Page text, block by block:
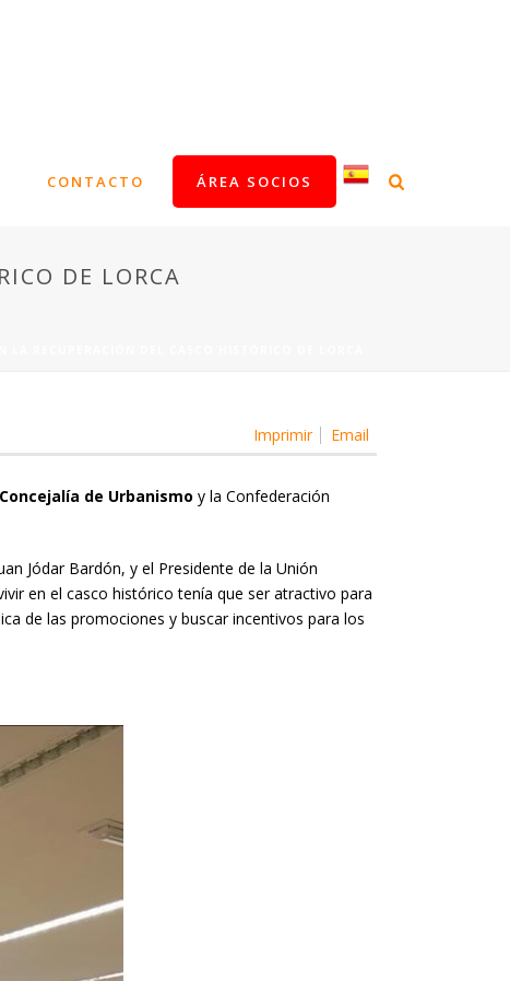
CONTACTO ÁREA SOCIOS
DE LORCA
Imprimir Email
Concejalía de Urbanismo y la Confederación
Jódar Bardón, y el Presidente de la Unión
en el casco histórico tenía que ser atractivo para
de las promociones y buscar incentivos para los